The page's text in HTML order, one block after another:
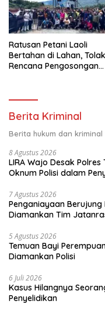
Ratusan Petani Laoli
Bertahan di Lahan, Tolak
Rencana Pengosongan
Berita Kriminal
Berita hukum dan
8 Agustus 2026
LIRA Wajo Desak
Oknum Polisi dalam
7 Agustus 2026
Penganiayaan Berujung
Diamankan Tim
5 Agustus 2026
Temuan Bayi
Diamankan Polisi
6 Juli 2026
Kasus Hilangnya
Penyelidikan